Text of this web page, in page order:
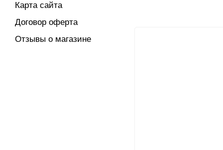
Карта сайта
Договор оферта
Отзывы о магазине